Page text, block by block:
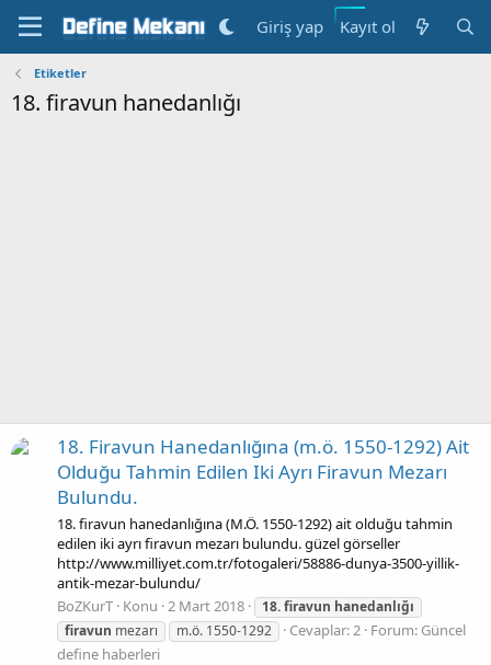
Giriş yap Kayıt ol
Etiketler
18. firavun hanedanlığı
18. Firavun Hanedanlığına (m.ö. 1550-1292) Ait
Olduğu Tahmin Edilen Iki Ayrı Firavun Mezarı
Bulundu.
18. firavun hanedanlığına (M.Ö. 1550-1292) ait olduğu tahmin
edilen iki ayrı firavun mezarı bulundu. güzel görseller
http://www.milliyet.com.tr/fotogaleri/58886-dunya-3500-yillik-
antik-mezar-bulundu/
BoZKurT Konu 2 Mart 2018 18.firavun hanedanlığı
firavun mezarı m.ö. 1550-1292 Cevaplar: 2 Forum: Güncel
define haberleri